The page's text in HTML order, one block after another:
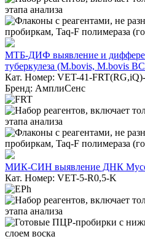
МТБ-ДИФ выявление и
туберкулеза (M.bovis, M.bovis
Кат. Номер: VET-41-
Бренд: АмплиСенс
МИК-СИН выявление ДНК
Кат. Номер: VET-5-R0,5-K